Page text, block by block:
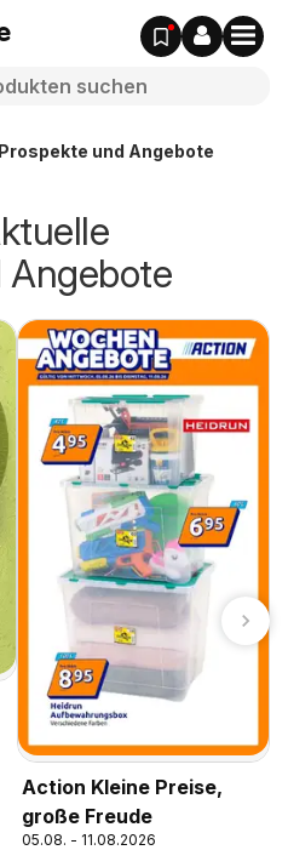
und Angebote
Angebote
Action Kleine Preise,
große Freude
05.08. - 11.08.2026